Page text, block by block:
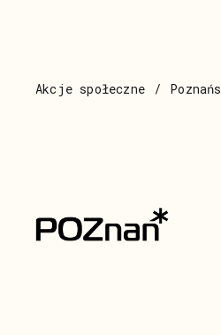
Akcje społeczne